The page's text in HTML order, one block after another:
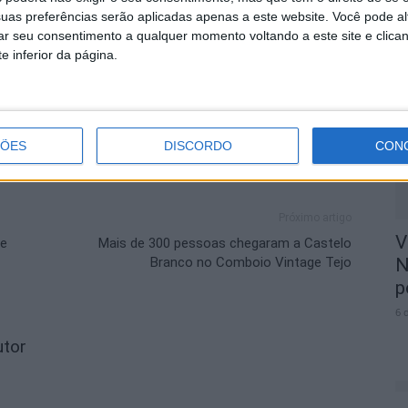
preferências serão aplicadas apenas a este website. Você pode
seu consentimento a qualquer momento voltando a este site e
inferior da página.
DISCORDO
Mais de 300 pessoas chegaram a Castelo
Branco no Comboio Vintage Tejo
6
6